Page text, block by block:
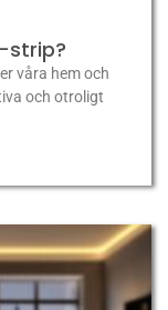
strip?
våra hem och
och otroligt